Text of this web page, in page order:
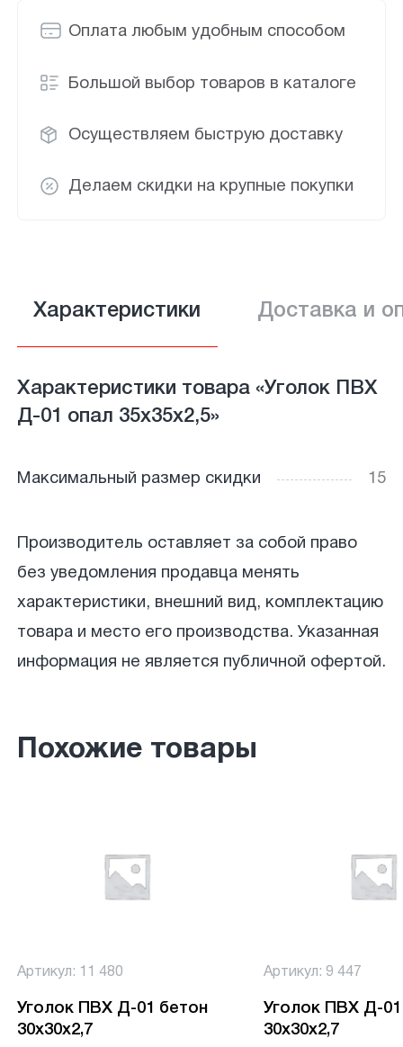
Оплата любым удобным способом
Большой выбор товаров в каталоге
Осуществляем быструю доставку
Делаем скидки на крупные покупки
Характеристики Доставка и
Характеристики товара «Уголок ПВХ
Д-01 опал 35х35х2,5»
Максимальный размер скидки 15
Производитель оставляет за собой право
без уведомления продавца менять
характеристики, внешний вид, комплектацию
товара и место его производства. Указанная
информация не является публичной офертой.
Похожие товары
Артикул: 11 480
Уголок ПВХ Д-01 бетон
30х30х2,7
Артикул: 9 447
Уголок ПВХ Д-
30х30х2,7